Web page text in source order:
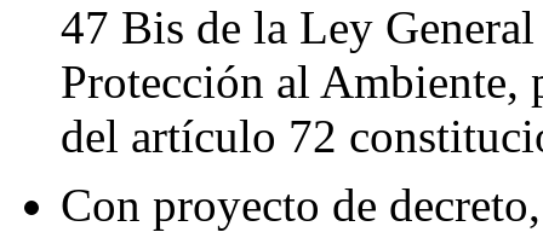
47 Bis de la Ley
Protección al Ambiente,
del artículo 72
Con proyecto de